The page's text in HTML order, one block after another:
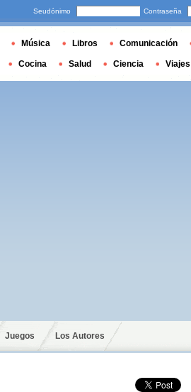
Juegos Los Autores
Seudónimo Contraseña
Música Libros Comunicación
Cocina Salud Ciencia Viajes